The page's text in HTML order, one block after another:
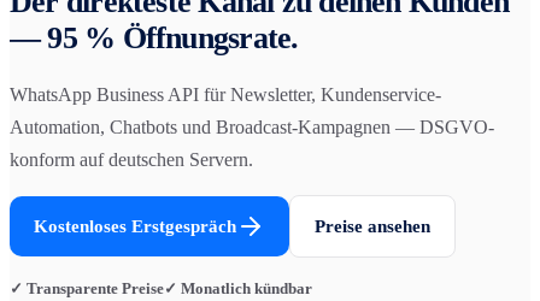
— 95 % Öffnungsrate.
WhatsApp Business API für Newsletter, Kundenservice-
Automation, Chatbots und Broadcast-Kampagnen — DSGVO-
konform auf deutschen Servern.
Kostenloses Erstgespräch Preise ansehen
✓ Transparente Preise✓ Monatlich kündbar